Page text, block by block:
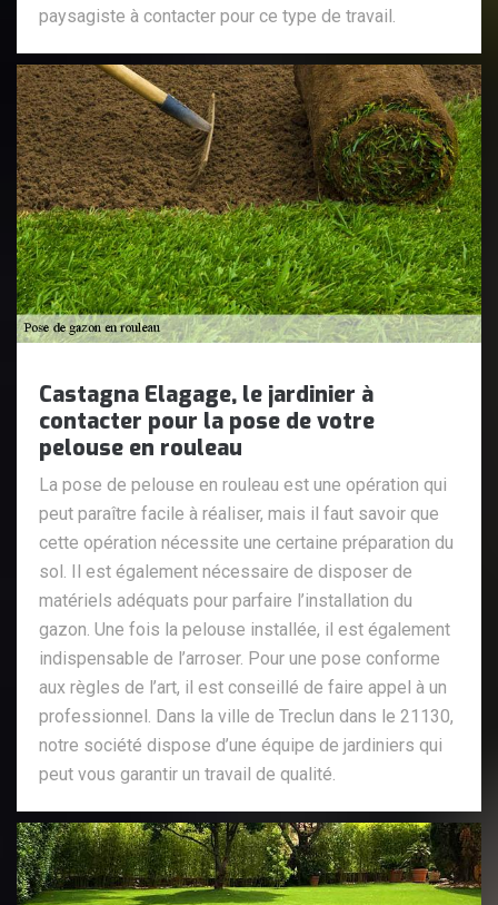
paysagiste à contacter pour ce type de travail.
Castagna Elagage, le jardinier à
contacter pour la pose de votre
pelouse en rouleau
La pose de pelouse en rouleau est une opération qui
peut paraître facile à réaliser, mais il faut savoir que
cette opération nécessite une certaine préparation du
sol. Il est également nécessaire de disposer de
matériels adéquats pour parfaire l’installation du
gazon. Une fois la pelouse installée, il est également
indispensable de l’arroser. Pour une pose conforme
aux règles de l’art, il est conseillé de faire appel à un
professionnel. Dans la ville de Treclun dans le 21130,
notre société dispose d’une équipe de jardiniers qui
peut vous garantir un travail de qualité.